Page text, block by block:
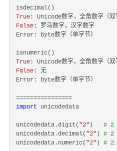
True
False : 罗马数字，汉字数字
Error: byte数字（单字节）
True
False : 无
Error: byte数字（单字节）
import unicodedata
unicodedata.digit( "2" ) # 2
unicodedata.decimal( "2" ) # 2
unicodedata.numeric( "2" ) #